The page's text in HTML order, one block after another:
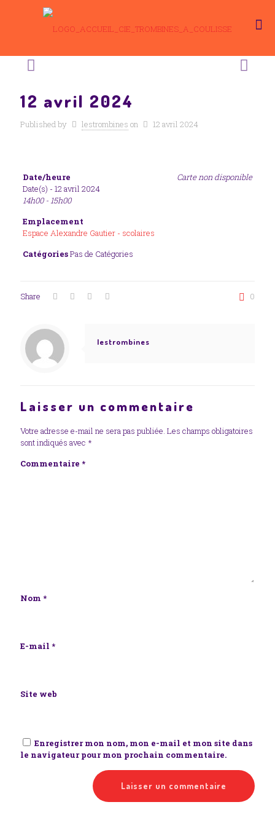
12 avril 2024
Published by lestrombines on 12 avril 2024
Carte non disponible
Date/heure
Date(s) - 12 avril 2024
14h00 - 15h00
Emplacement
Espace Alexandre Gautier - scolaires
CatégoriesPas de Catégories
Share 0
lestrombines
Laisser un commentaire
Votre adresse e-mail ne sera pas publiée. Les champs obligatoires
sont indiqués avec *
Commentaire *
Nom *
E-mail *
Site web
Enregistrer mon nom, mon e-mail et mon site dans
le navigateur pour mon prochain commentaire.